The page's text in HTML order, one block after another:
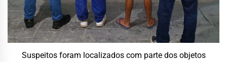
Suspeitos foram localizados com parte dos objetos